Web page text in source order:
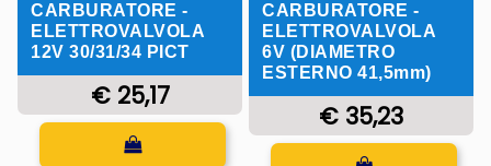
CARBURATORE -
ELETTROVALVOLA
12V 30/31/34 PICT
€ 25,17
Quantità
CARBURATORE -
ELETTROVALVOLA
6V (DIAMETRO
ESTERNO 41,5mm)
€ 35,23
Quantità